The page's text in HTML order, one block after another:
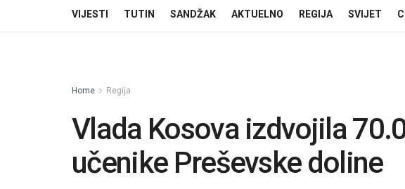
VIJESTI TUTIN SANDŽAK AKTUELNO REGIJA SVIJET
Home Regija
Vlada Kosova izdvojila
učenike Preševske doline